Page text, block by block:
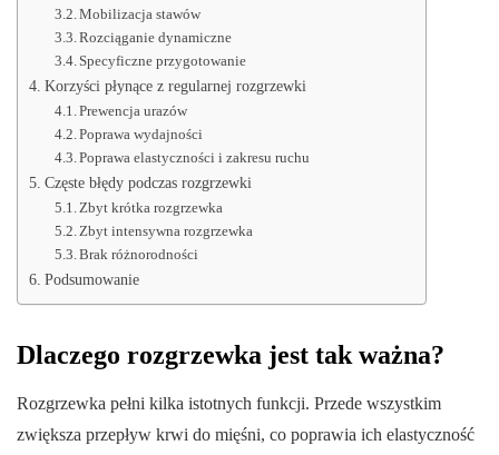
Mobilizacja stawów
Rozciąganie dynamiczne
Specyficzne przygotowanie
Korzyści płynące z regularnej rozgrzewki
Prewencja urazów
Poprawa wydajności
Poprawa elastyczności i zakresu ruchu
Częste błędy podczas rozgrzewki
Zbyt krótka rozgrzewka
Zbyt intensywna rozgrzewka
Brak różnorodności
Podsumowanie
Dlaczego rozgrzewka jest tak ważna?
Rozgrzewka pełni kilka istotnych funkcji. Przede wszystkim
zwiększa przepływ krwi do mięśni, co poprawia ich elastyczność